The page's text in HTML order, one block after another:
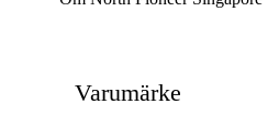
Varumärke